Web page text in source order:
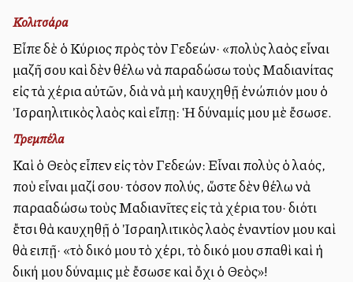
Κολιτσάρα
Εἶπε δὲ ὁ Κύριος πρὸς τὸν Γεδεών· «πολὺς λαὸς εἶναι
μαζῆ σου καὶ δὲν θέλω νὰ παραδώσω τοὺς Μαδιανίτας
εἰς τὰ χέρια αὐτῶν, διὰ νὰ μὴ καυχηθῇ ἐνώπιόν μου ὁ
Ἰσραηλιτικὸς λαὸς καὶ εἴπῃ: Ἡ δύναμίς μου μὲ ἔσωσε.
Τρεμπέλα
Καὶ ὁ Θεὸς εἶπεν εἰς τὸν Γεδεών: Εἶναι πολὺς ὁ λαός,
ποὺ εἶναι μαζί σου· τόσον πολύς, ὥστε δὲν θέλω νὰ
παρααδώσω τοὺς Μαδιανῖτες εἰς τὰ χέρια του· διότι
ἔτσι θὰ καυχηθῇ ὁ Ἰσραηλιτικὸς λαὸς ἐναντίον μου καὶ
θὰ ειπῇ· «τὸ δικό μου τὸ χέρι, τὸ δικό μου σπαθὶ καὶ ἡ
δική μου δύναμις μὲ ἔσωσε καὶ ὄχι ὁ Θεὸς»!